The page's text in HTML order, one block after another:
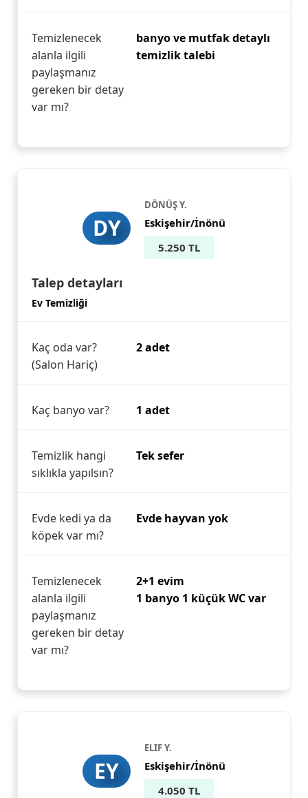
Temizlenecek
alanla ilgili
paylaşmanız
gereken bir detay
var mı?
banyo ve mutfak detaylı
temizlik talebi
DY
DÖNÜŞ Y.
Eskişehir/İnönü
5.250 TL
Talep detayları
Ev Temizliği
Kaç oda var?
(Salon Hariç)
2 adet
Kaç banyo var? 1 adet
Temizlik hangi
sıklıkla yapılsın?
Tek sefer
Evde kedi ya da
köpek var mı?
Evde hayvan yok
Temizlenecek
alanla ilgili
paylaşmanız
gereken bir detay
var mı?
2+1 evim
1 banyo 1 küçük WC var
EY
ELIF Y.
Eskişehir/İnönü
4.050 TL